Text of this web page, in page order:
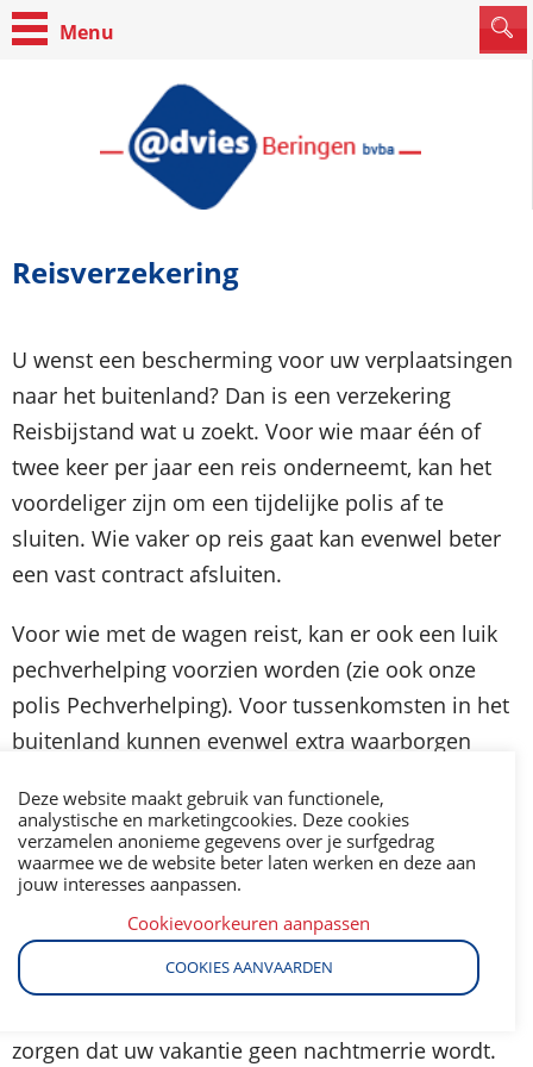
Reisverzekering
U wenst een bescherming voor uw verplaatsingen
naar het buitenland? Dan is een verzekering
Reisbijstand wat u zoekt. Voor wie maar één of
twee keer per jaar een reis onderneemt, kan het
voordeliger zijn om een tijdelijke polis af te
sluiten. Wie vaker op reis gaat kan evenwel beter
een vast contract afsluiten.
Voor wie met de wagen reist, kan er ook een luik
pechverhelping voorzien worden (zie ook onze
polis Pechverhelping). Voor tussenkomsten in het
buitenland kunnen evenwel extra waarborgen
Maar de belangrijkste waarborgen blijven
natuurlijk de uitgebreide medische assistentie die
ook de onderdelen “annulatieverzekering” en
“verlies van bagage” kunnen veel soelaas brengen
zorgen dat uw vakantie geen nachtmerrie wordt.
Deze website maakt gebruik van functionele,
analystische en marketingcookies. Deze cookies
verzamelen anonieme gegevens over je surfgedrag
waarmee we de website beter laten werken en deze aan
jouw interesses aanpassen.
Cookievoorkeuren aanpassen
COOKIES AANVAARDEN